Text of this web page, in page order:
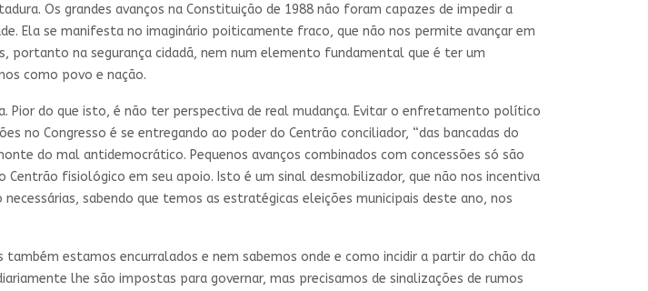
Os grandes avanços na Constituição de 1988 não foram capazes de impedir a
Ela se manifesta no imaginário poiticamente fraco, que não nos permite avançar em
portanto na segurança cidadã, nem num elemento fundamental que é ter um
como povo e nação.
Pior do que isto, é não ter perspectiva de real mudança. Evitar o enfretamento político
no Congresso é se entregando ao poder do Centrão conciliador, “das bancadas do
do mal antidemocrático. Pequenos avanços combinados com concessões só são
fisiológico em seu apoio. Isto é um sinal desmobilizador, que não nos incentiva
sabendo que temos as estratégicas eleições municipais deste ano, nos
estamos encurralados e nem sabemos onde e como incidir a partir do chão da
lhe são impostas para governar, mas precisamos de sinalizações de rumos